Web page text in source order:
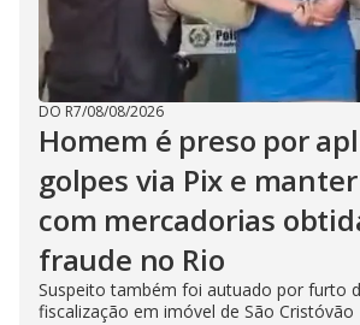
DO R7/08/08/2026
Homem é preso por
golpes via Pix e
com mercadorias
fraude no Rio
Suspeito também foi autuado por furto
fiscalização em imóvel de São Cristóvão